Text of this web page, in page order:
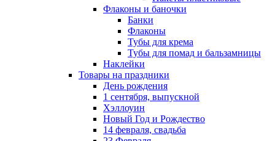
Флаконы и баночки
Банки
Флаконы
Тубы для крема
Тубы для помад и бальзамницы
Наклейки
Товары на праздники
День рождения
1 сентября, выпускной
Хэллоуин
Новый Год и Рождество
14 февраля, свадьба